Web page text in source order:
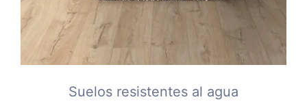
Suelos resistentes al agua